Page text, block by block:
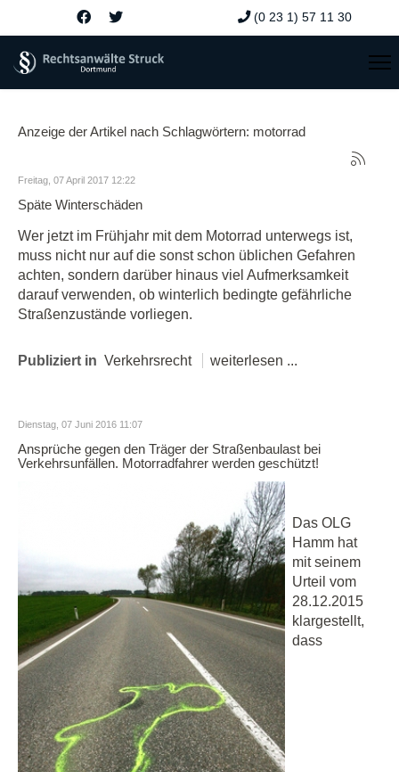
(0 23 1) 57 11 30
Anzeige der Artikel nach Schlagwörtern: motorrad
Freitag, 07 April 2017 12:22
Späte Winterschäden
Wer jetzt im Frühjahr mit dem Motorrad unterwegs ist,
muss nicht nur auf die sonst schon üblichen Gefahren
achten, sondern darüber hinaus viel Aufmerksamkeit
darauf verwenden, ob winterlich bedingte gefährliche
Straßenzustände vorliegen.
Publiziert in Verkehrsrecht weiterlesen ...
Dienstag, 07 Juni 2016 11:07
Ansprüche gegen den Träger der Straßenbaulast bei
Verkehrsunfällen. Motorradfahrer werden geschützt!
Das OLG
Hamm hat
mit seinem
Urteil vom
28.12.2015
klargestellt,
dass